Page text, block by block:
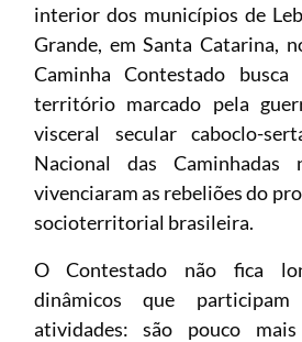
interior dos municípios de
Grande, em Santa Catarina,
Caminha Contestado busca
território marcado pela
visceral secular caboclo-
Nacional das Caminhadas
vivenciaram as rebeliões do
socioterritorial brasileira.
O Contestado não fica
dinâmicos que
atividades: são pouco